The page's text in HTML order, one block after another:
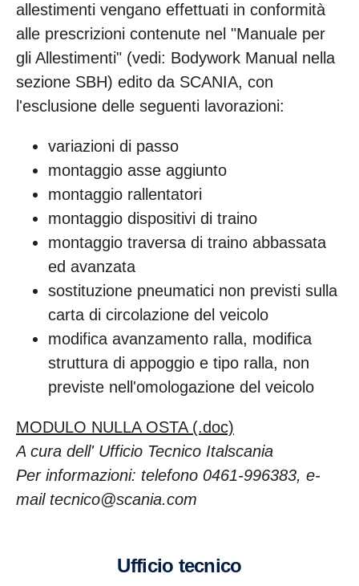
allestimenti vengano effettuati in conformità
alle prescrizioni contenute nel "Manuale per
gli Allestimenti" (vedi: Bodywork Manual nella
sezione SBH) edito da SCANIA, con
l'esclusione delle seguenti lavorazioni:
variazioni di passo
montaggio asse aggiunto
montaggio rallentatori
montaggio dispositivi di traino
montaggio traversa di traino abbassata
ed avanzata
sostituzione pneumatici non previsti sulla
carta di circolazione del veicolo
modifica avanzamento ralla, modifica
struttura di appoggio e tipo ralla, non
previste nell'omologazione del veicolo
MODULO NULLA OSTA (.doc)
A cura dell' Ufficio Tecnico Italscania
Per informazioni: telefono 0461-996383, e-
mail tecnico@scania.com
ufficio tecnico